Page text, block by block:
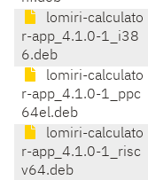
lomiri-calculato
r-app_4.1.0-1_i38
6.deb
lomiri-calculato
r-app_4.1.0-1_ppc
64el.deb
lomiri-calculato
r-app_4.1.0-1_risc
v64.deb